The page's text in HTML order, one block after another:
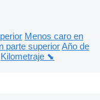
Menos caro en
parte superiorAño de
Kilometraje ⬊